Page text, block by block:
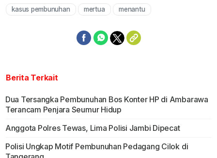
kasus pembunuhan mertua menantu
Berita Terkait
Dua Tersangka Pembunuhan Bos Konter HP di Ambarawa
Terancam Penjara Seumur Hidup
Anggota Polres Tewas, Lima Polisi Jambi Dipecat
Polisi Ungkap Motif Pembunuhan Pedagang Cilok di